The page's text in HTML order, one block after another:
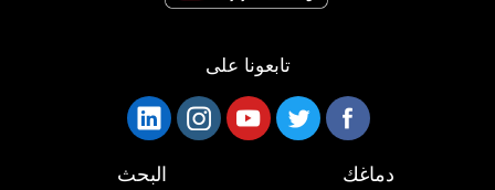
تابعونا على
دماغك البحث